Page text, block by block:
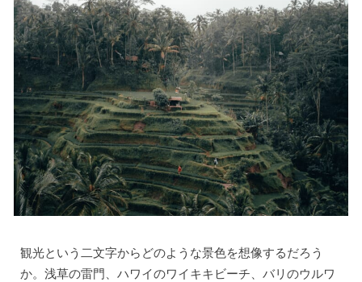
観光という二文字からどのような景色を想像するだろう
か。浅草の雷門、ハワイのワイキキビーチ、バリのウルワ